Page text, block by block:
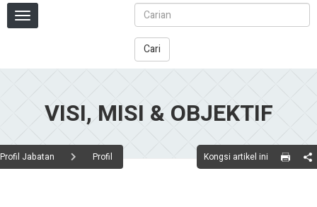
Cari
VISI, MISI & OBJEKTIF
Profil Jabatan Profil Kongsi artikel ini